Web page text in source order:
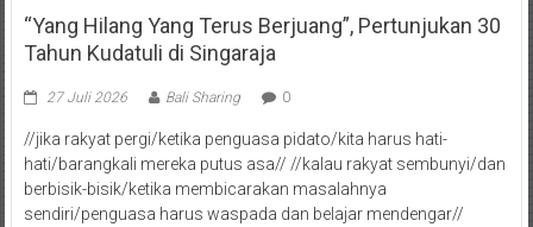
“Yang Hilang Yang Terus Berjuang”, Pertunjukan 30
Tahun Kudatuli di Singaraja
27 Juli 2026 Bali Sharing 0
//jika rakyat pergi/ketika penguasa pidato/kita harus hati-
hati/barangkali mereka putus asa// //kalau rakyat sembunyi/dan
berbisik-bisik/ketika membicarakan masalahnya
sendiri/penguasa harus waspada dan belajar mendengar//